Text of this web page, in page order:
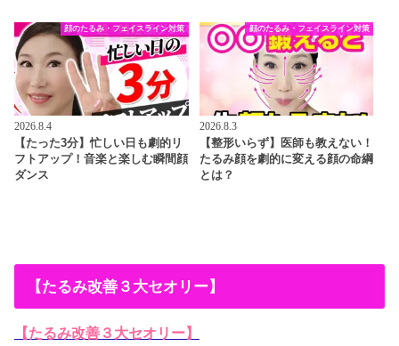
顔のたるみ・フェイスライン対策
2026.8.4
【たった3分】忙しい日も劇的リ
フトアップ！音楽と楽しむ瞬間顔
ダンス
顔のたるみ・フェイスライン対策
2026.8.3
【整形いらず】医師も教えない！
たるみ顔を劇的に変える顔の命綱
とは？
【たるみ改善３大セオリー】
【たるみ改善３大セオリー】